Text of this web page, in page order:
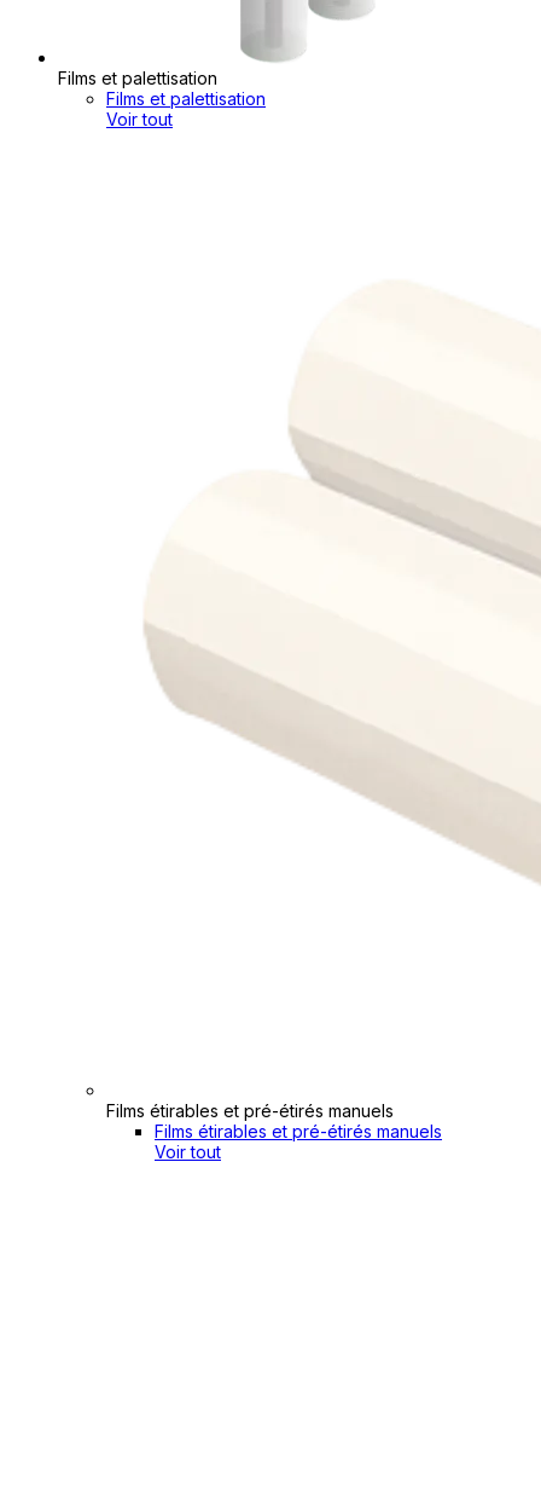
Films et palettisation
Films et palettisation
Voir tout
Films étirables et pré-étirés manuels
Films étirables et pré-étirés manuels
Voir tout